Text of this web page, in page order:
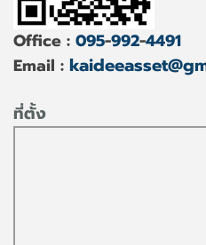
Office : 095-992-4491
Email :
ที่ตั้ง